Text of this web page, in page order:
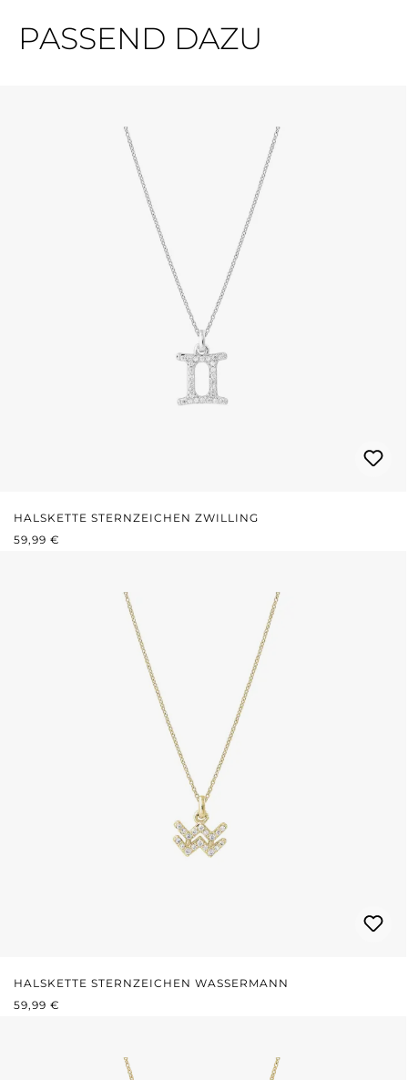
PASSEND DAZU
HALSKETTE STERNZEICHEN ZWILLING
REGULÄRER PREIS:
59,99 €
HALSKETTE STERNZEICHEN WASSERMANN
REGULÄRER PREIS:
59,99 €